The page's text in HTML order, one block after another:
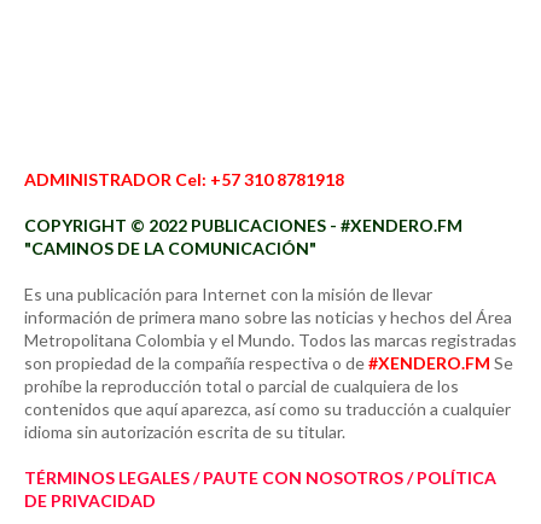
ADMINISTRADOR Cel: +57 310 8781918
COPYRIGHT © 2022 PUBLICACIONES - #XENDERO.FM
"CAMINOS DE LA COMUNICACIÓN"
Es una publicación para Internet con la misión de llevar
información de primera mano sobre las noticias y hechos del Área
Metropolitana Colombia y el Mundo. Todos las marcas registradas
son propiedad de la compañía respectiva o de#XENDERO.FM Se
prohíbe la reproducción total o parcial de cualquiera de los
contenidos que aquí aparezca, así como su traducción a cualquier
idioma sin autorización escrita de su titular.
TÉRMINOS LEGALES / PAUTE CON NOSOTROS / POLÍTICA
DE PRIVACIDAD